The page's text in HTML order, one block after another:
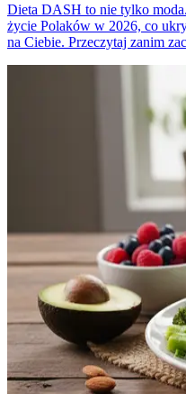
Dieta DASH to nie tylko
życie Polaków w 2026, co
na Ciebie. Przeczytaj zanim